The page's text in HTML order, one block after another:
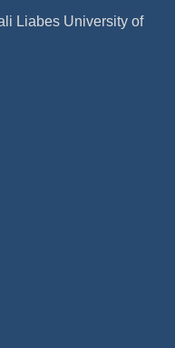
Liabes University of